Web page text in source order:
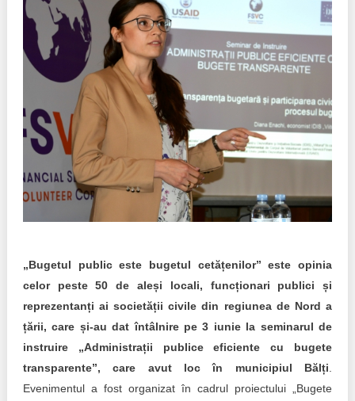
Reports
Projects in progres
Implemented projects
Procedures manual
Notes & positions
Institutional Charter IDIS
IDIS International Advisory Board
Best parctices
Governance transparency
Sociometric Laboratory
People Watch
National Business Agenda
Democratic process
Hybrid power
EU-STRAT bulletin
Transparency of state – owned enterprises
The best and the worst local policies in Moldova
„Bugetul public este bugetul cetățenilor” este opinia
celor peste 50 de aleși locali, funcționari publici și
reprezentanți ai societății civile din regiunea de Nord a
țării, care și-au dat întâlnire pe 3 iunie la seminarul de
instruire „Administrații publice eficiente cu bugete
transparente”, care avut loc în municipiul Bălți
Evenimentul a fost organizat în cadrul proiectului „Bugete